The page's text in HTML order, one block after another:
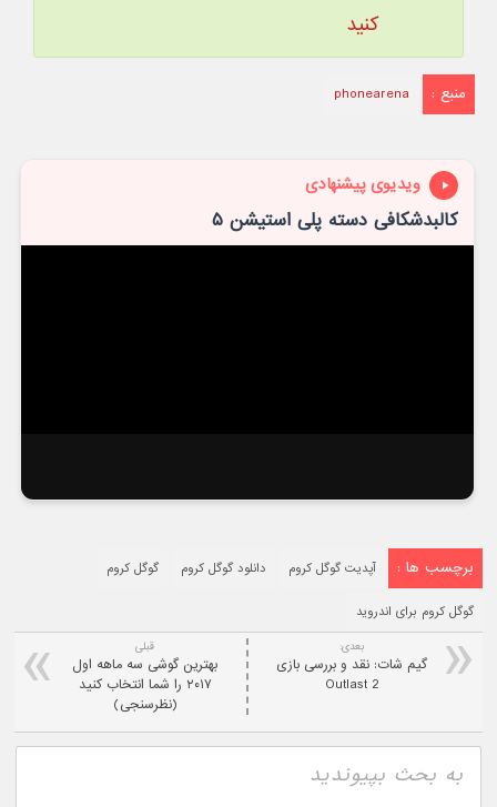
کنید
منبع : phonearena
ویدیوی پیشنهادی
کالبدشکافی دسته پلی استیشن ۵
برچسب ها : آپدیت گوگل کروم دانلود گوگل کروم گوگل کروم
گوگل کروم برای اندروید
قبلی
بهترین گوشی سه ماهه اول
۲۰۱۷ را شما انتخاب کنید
(نظرسنجی)
بعدی:
گیم شات: نقد و بررسی بازی
Outlast 2